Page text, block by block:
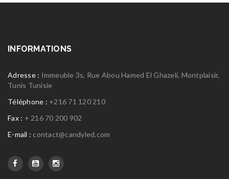
INFORMATIONS
Adresse : Immeuble 3s, Rue Abou Hamed El Ghazeli, Montplaisir,
Tunis Tunisie
Téléphone : +216 71 120 210
Fax : + 216 70 200 902
E-mail : contact@candyled.com